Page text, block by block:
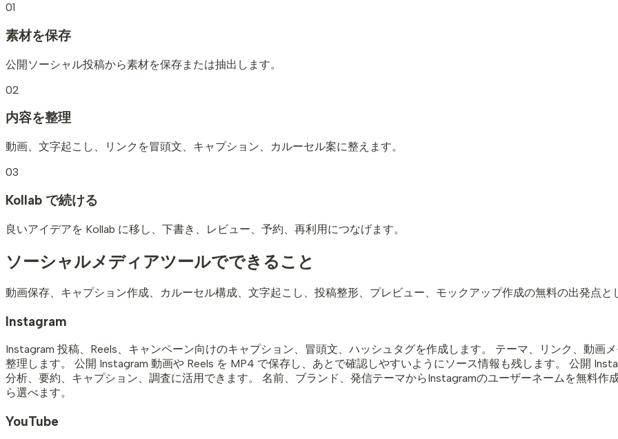
01
素材を保存
公開ソーシャル投稿から素材を保存または抽出します。
02
内容を整理
動画、文字起こし、リンクを冒頭文、キャプション、カルーセル案に整えます。
03
Kollab で続ける
良いアイデアを Kollab に移し、下書き、レビュー、予約、再利用につなげます。
ソーシャルメディアツールでできること
動画保存、キャプション作成、カルーセル構成、文字起こし、投稿整形、プレビュー、モックアップ作成の無料の出発点と
Instagram
Instagram 投稿、Reels、キャンペーン向けのキャプション、冒頭文、ハッシュタグを作成します。 テーマ、リンク、動画
整理します。 公開 Instagram 動画や Reels を MP4 で保存し、あとで確認しやすいようにソース情報も残します。 公開
分析、要約、キャプション、調査に活用できます。 名前、ブランド、発信テーマからInstagramのユーザーネームを無料
ら選べます。
YouTube